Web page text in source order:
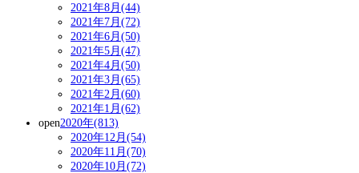
2021年8月(44)
2021年7月(72)
2021年6月(50)
2021年5月(47)
2021年4月(50)
2021年3月(65)
2021年2月(60)
2021年1月(62)
open2020年(813)
2020年12月(54)
2020年11月(70)
2020年10月(72)